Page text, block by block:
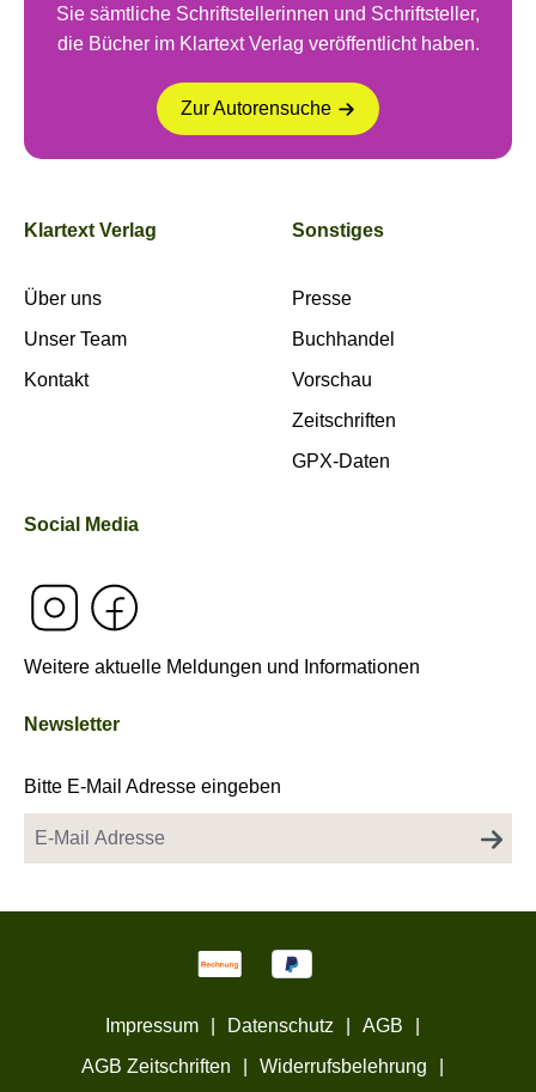
Sie sämtliche Schriftstellerinnen und Schriftsteller,
die Bücher im Klartext Verlag veröffentlicht haben.
Zur Autorensuche
Klartext Verlag
Über uns
Unser Team
Kontakt
Sonstiges
Presse
Buchhandel
Vorschau
Zeitschriften
GPX-Daten
Social Media
Weitere aktuelle Meldungen und Informationen
Newsletter
Bitte E-Mail Adresse eingeben
Impressum Datenschutz AGB
AGB Zeitschriften
Widerrufsbelehrung